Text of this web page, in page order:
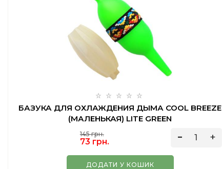
БАЗУКА ДЛЯ ОХЛАЖДЕНИЯ ДЫМА COOL BREEZE
(МАЛЕНЬКАЯ) LITE GREEN
145 грн.
73 грн.
ДОДАТИ У КОШИК